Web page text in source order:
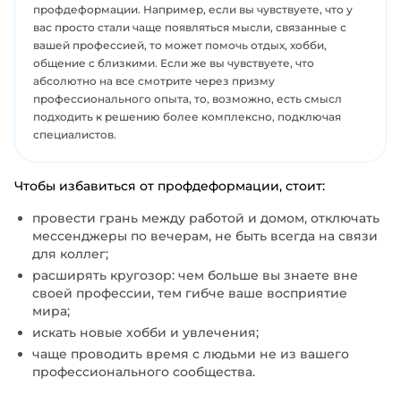
профдеформации. Например, если вы чувствуете, что у
вас просто стали чаще появляться мысли, связанные с
вашей профессией, то может помочь отдых, хобби,
общение с близкими. Если же вы чувствуете, что
абсолютно на все смотрите через призму
профессионального опыта, то, возможно, есть смысл
подходить к решению более комплексно, подключая
специалистов.
Чтобы избавиться от профдеформации, стоит:
провести грань между работой и домом, отключать
мессенджеры по вечерам, не быть всегда на связи
для коллег;
расширять кругозор: чем больше вы знаете вне
своей профессии, тем гибче ваше восприятие
мира;
искать новые хобби и увлечения;
чаще проводить время с людьми не из вашего
профессионального сообщества.